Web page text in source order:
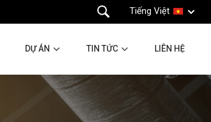
Tiếng Việt
DỰ ÁN TIN TỨC LIÊN HỆ